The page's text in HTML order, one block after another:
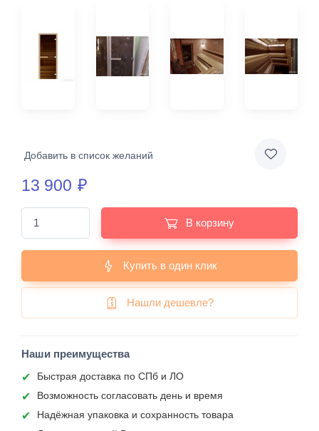
Добавить в список желаний
13 900 ₽
В корзину
Купить в один клик
Нашли дешевле?
Наши преимущества
Быстрая доставка по СПб и ЛО
Возможность согласовать день и время
Надёжная упаковка и сохранность товара